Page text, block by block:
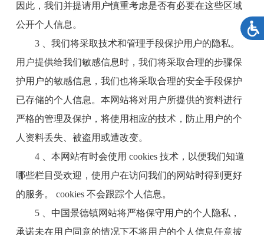
因此，我们并提请用户慎重考虑是否有必要在这些区域
公开个人信息。
3 、我们将采取技术和管理手段保护用户的隐私。
用户提供给我们敏感信息时，我们将采取合理的步骤保
护用户的敏感信息，我们也将采取合理的安全手段保护
已存储的个人信息。本网站将对用户所提供的资料进行
严格的管理及保护，将使用相应的技术，防止用户的个
人资料丢失、被盗用或遭改变。
4 、本网站有时会使用 cookies 技术，以便我们知道
哪些栏目受欢迎，使用户在访问我们的网站时得到更好
的服务。 cookies 不会跟踪个人信息。
5 、中国景德镇网站将严格保守用户的个人隐私，
承诺未在用户同意的情况下不将用户的个人信息任意披